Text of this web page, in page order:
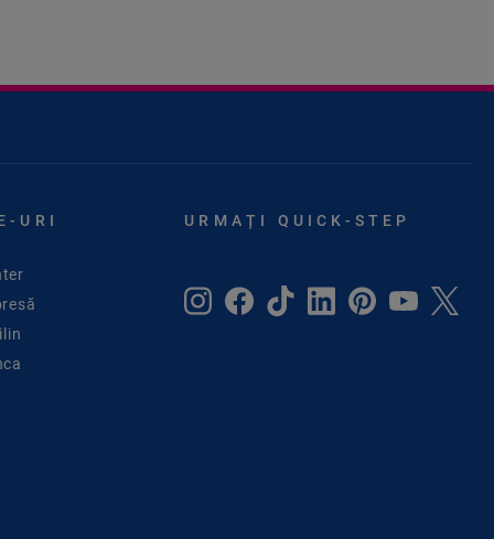
URI URMAȚI QUICK-STEP